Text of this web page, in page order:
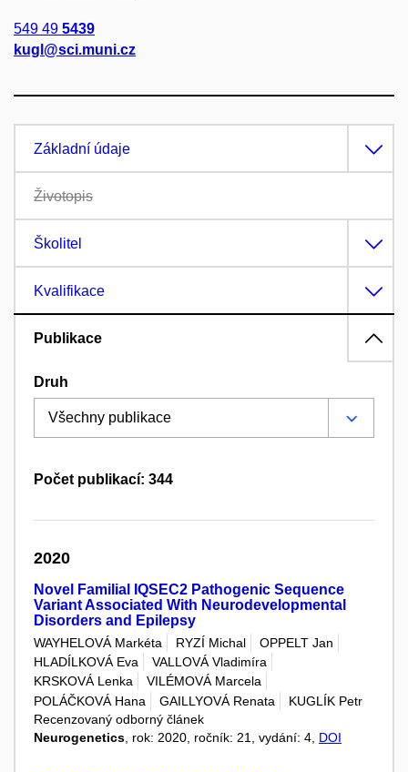
549 49 5439
kugl@sci.muni.cz
Základní údaje
Životopis
Školitel
Kvalifikace
Publikace
Druh
Počet publikací: 344
2020
Novel Familial IQSEC2 Pathogenic Sequence
Variant Associated With Neurodevelopmental
Disorders and Epilepsy
WAYHELOVÁ Markéta RYZÍ Michal
OPPELT Jan
HLADÍLKOVÁ Eva
VALLOVÁ Vladimíra
KRSKOVÁ Lenka
VILÉMOVÁ Marcela
POLÁČKOVÁ Hana
GAILLYOVÁ Renata
KUGLÍK Petr
Recenzovaný odborný článek
Neurogenetics , rok: 2020, ročník: 21, vydání: 4, DOI